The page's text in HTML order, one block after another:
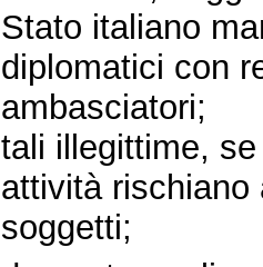
Stato italiano
diplomatici con
ambasciatori;
tali illegittime,
attività rischiano
soggetti;